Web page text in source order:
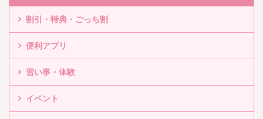
割引・特典・ごっち割
便利アプリ
習い事・体験
イベント